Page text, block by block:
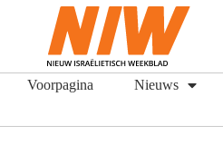
Voorpagina Nieuws